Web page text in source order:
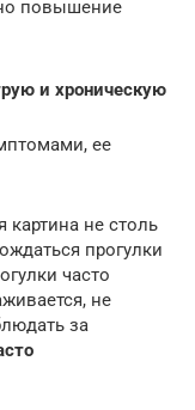
повышение
и хроническую
ее
не столь
прогулки
часто
не
за